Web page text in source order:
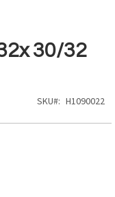
30/32
SKU H1090022